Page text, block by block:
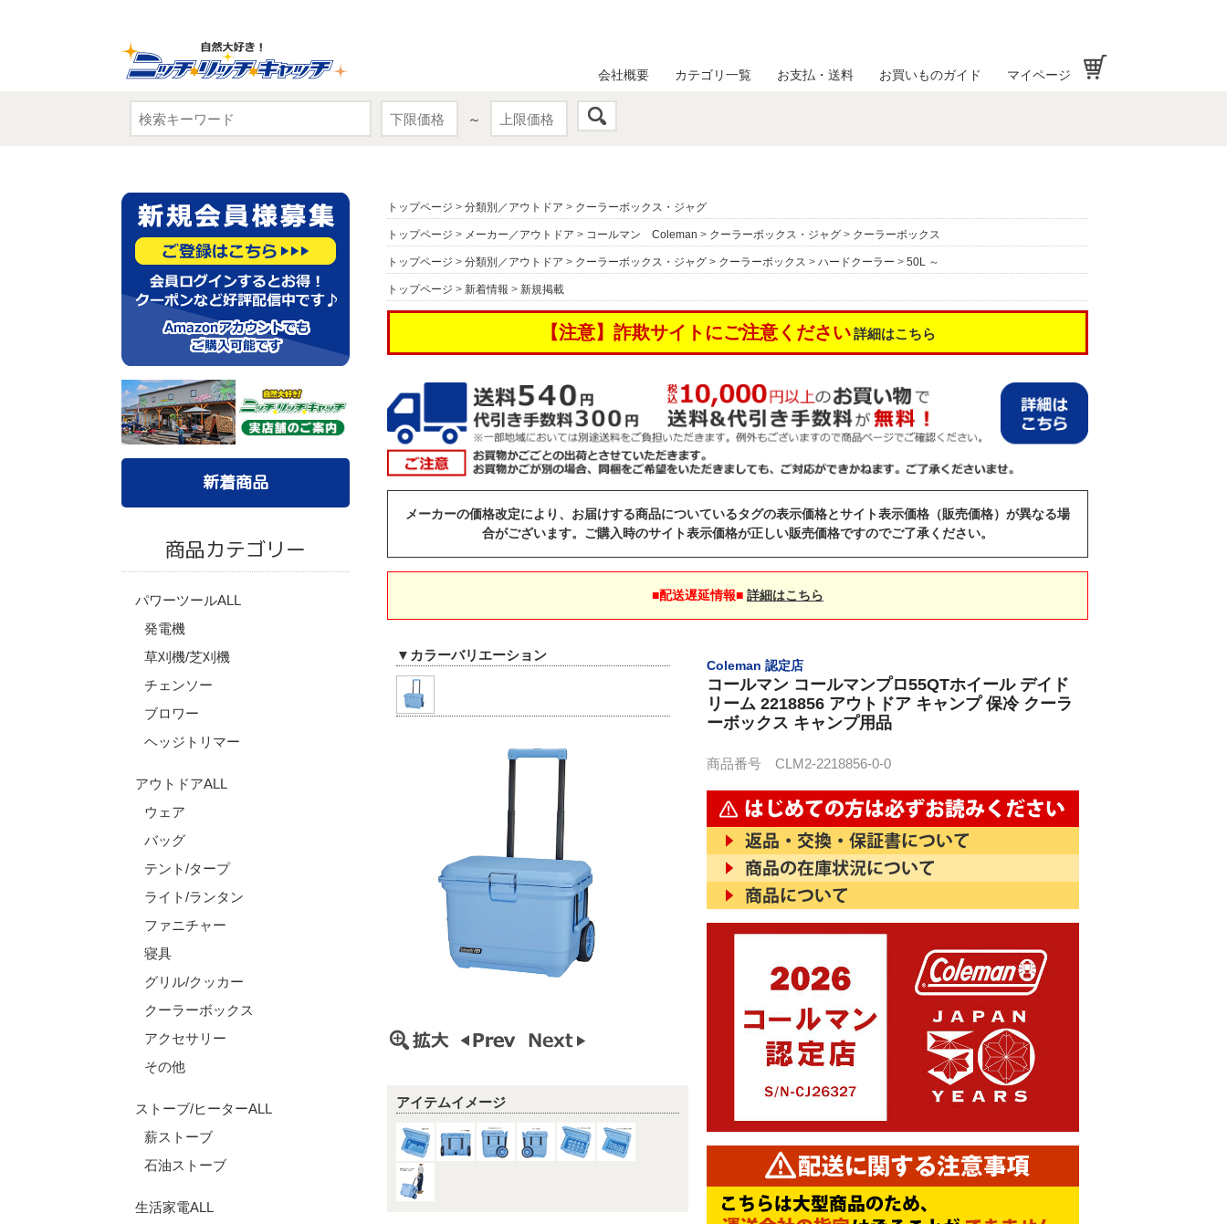
～
会社概要 カテゴリ一覧 お支払・送料 お買いものガイド マイページ
新着商品
商品カテゴリー
パワーツールALL
発電機
草刈機/芝刈機
チェンソー
ブロワー
ヘッジトリマー
アウトドアALL
ウェア
バッグ
テント/タープ
ライト/ランタン
ファニチャー
寝具
グリル/クッカー
クーラーボックス
アクセサリー
その他
ストーブ/ヒーターALL
薪ストーブ
石油ストーブ
生活家電ALL
トップページ > 分類別／アウトドア > クーラーボックス・ジャグ
トップページ > メーカー／アウトドア > コールマン Coleman > クーラーボックス・ジャグ > クーラーボックス
トップページ > 分類別／アウトドア > クーラーボックス・ジャグ > クーラーボックス > ハードクーラー > 50L ～
トップページ > 新着情報 > 新規掲載
【注意】詐欺サイトにご注意ください 詳細はこちら
メーカーの価格改定により、お届けする商品についているタグの表示価格とサイト表示価格（販売価格）が異なる場
合がございます。ご購入時のサイト表示価格が正しい販売価格ですのでご了承ください。
■配送遅延情報■ 詳細はこちら
Coleman 認定店
コールマン コールマンプロ55QTホイール デイド
リーム 2218856 アウトドア キャンプ 保冷 クーラ
ーボックス キャンプ用品
商品番号 CLM2-2218856-0-0
▼カラーバリエーション
アイテムイメージ